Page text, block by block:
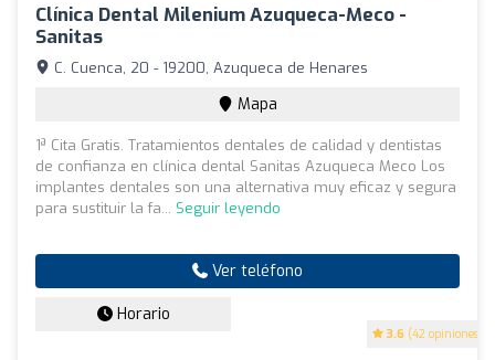
Clínica Dental Milenium Azuqueca-Meco -
Sanitas
3.6 (42 opiniones)
C. Cuenca, 20 - 19200, Azuqueca de Henares
Mapa
1ª Cita Gratis. Tratamientos dentales de calidad y dentistas
de confianza en clínica dental Sanitas Azuqueca Meco Los
implantes dentales son una alternativa muy eficaz y segura
para sustituir la fa... Seguir leyendo
Ver teléfono
Horario